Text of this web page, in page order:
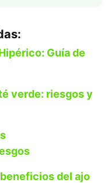
Guía de
verde: riesgos y
del ajo